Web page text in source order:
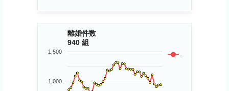
離婚件数
940 組
..
1,000
1,500